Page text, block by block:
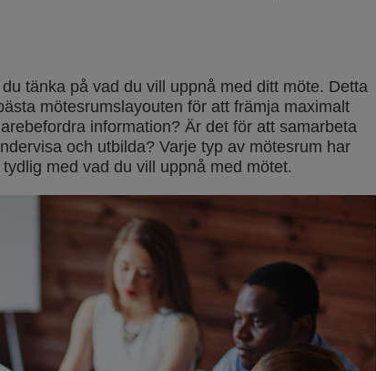
tänka på vad du vill uppnå med ditt möte. Detta
mötesrumslayouten för att främja maximalt
information? Är det för att samarbeta
och utbilda? Varje typ av mötesrum har
med vad du vill uppnå med mötet.